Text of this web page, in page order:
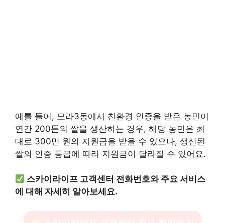
예를 들어, 모라3동에서 친환경 인증을 받은 농민이
연간 200톤의 쌀을 생산하는 경우, 해당 농민은 최
대로 300만 원의 지원금을 받을 수 있으나, 생산된
쌀의 인증 등급에 따라 지원금이 달라질 수 있어요.
스카이라이프 고객센터 전화번호와 주요 서비스
에 대해 자세히 알아보세요.